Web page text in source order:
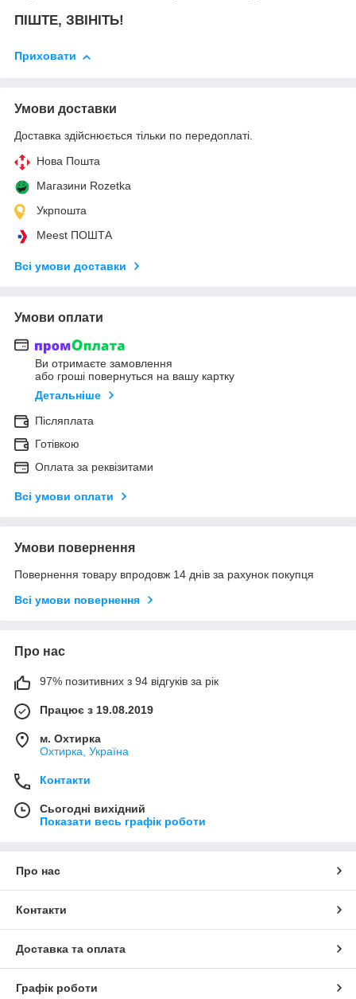
ПІШТЕ, ЗВІНІТЬ!
Приховати
Умови доставки
Доставка здійснюється тільки по передоплаті.
Нова Пошта
Магазини Rozetka
Укрпошта
Meest ПОШТА
Всі умови доставки
Умови оплати
Ви отримаєте замовлення
або гроші повернуться на вашу картку
Детальніше
Післяплата
Готівкою
Оплата за реквізитами
Всі умови оплати
Умови повернення
Повернення товару впродовж 14 днів за рахунок покупця
Всі умови повернення
Про нас
97% позитивних з 94 відгуків за рік
Працює з 19.08.2019
м. Охтирка
Охтирка, Україна
Контакти
Сьогодні вихідний
Показати весь графік роботи
Про нас
Контакти
Доставка та оплата
Графік роботи